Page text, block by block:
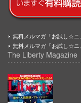
無料メルマガ「お試し☆ニ
無料メルマガ「お試し☆ニ
The Liberty Magazine